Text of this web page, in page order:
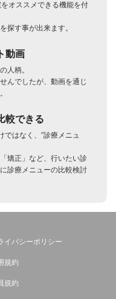
オススメできる機能を付
探す事が出来ます。
動画
人柄。
んでしたが、動画を通じ
較できる
ではなく、”診療メニュ
矯正」など、行いたい診
診療メニューの比較検討
イバシーポリシー
規約
規約